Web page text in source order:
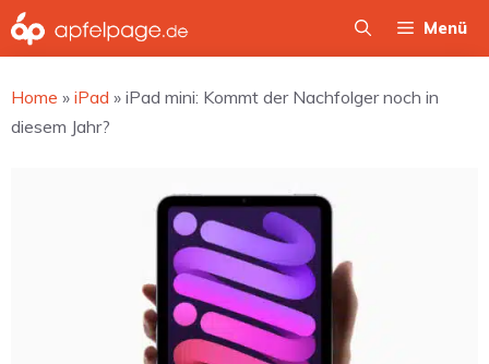
Zum
Inhalt
Menü
Home » iPad » iPad mini: Kommt der Nachfolger noch in
diesem Jahr?